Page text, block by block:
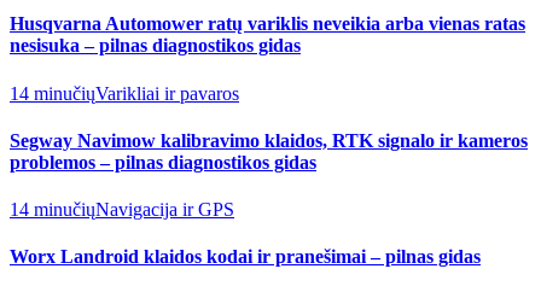
Husqvarna Automower ratų variklis neveikia arba vienas ratas
nesisuka – pilnas diagnostikos gidas
14 minučiųVarikliai ir pavaros
Segway Navimow kalibravimo klaidos, RTK signalo ir kameros
problemos – pilnas diagnostikos gidas
14 minučiųNavigacija ir GPS
Worx Landroid klaidos kodai ir pranešimai – pilnas gidas